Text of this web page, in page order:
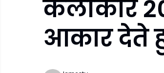
कलाकार
आकार देते